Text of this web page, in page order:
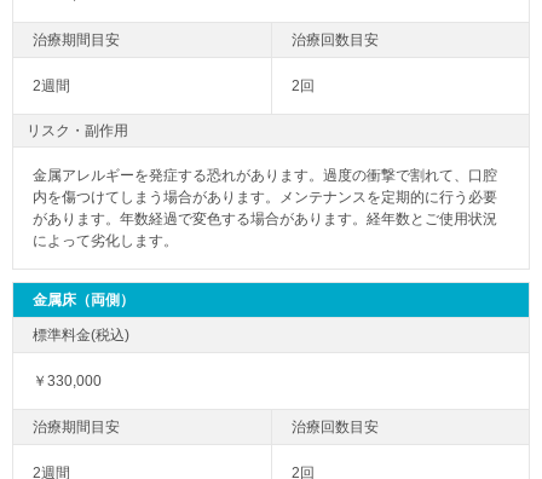
2週間 2回
リスク・副作用
金属アレルギーを発症する恐れがあります。過度の衝撃で割れて、口腔
内を傷つけてしまう場合があります。メンテナンスを定期的に行う必要
があります。年数経過で変色する場合があります。経年数とご使用状況
によって劣化します。
金属床（両側）
￥330,000
2週間 2回